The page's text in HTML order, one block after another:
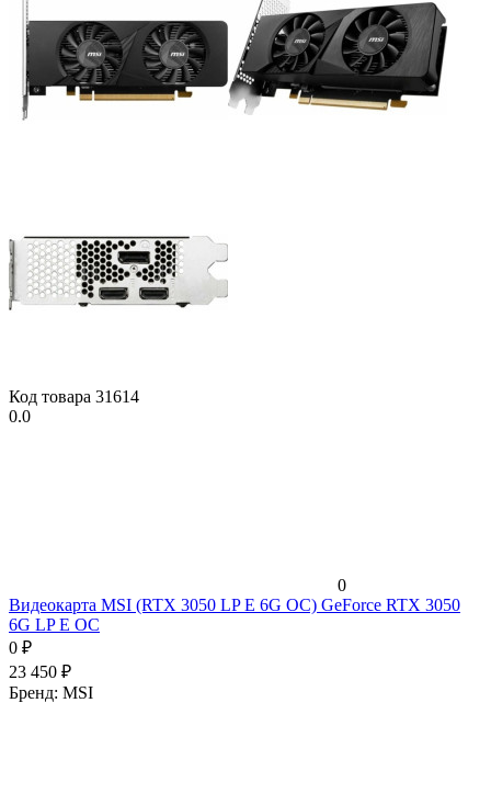
Код товара 31614
0.0
0
Видеокарта MSI (RTX 3050 LP E 6G OC) GeForce RTX 3050
6G LP E OC
0 ₽
23 450 ₽
Бренд: MSI